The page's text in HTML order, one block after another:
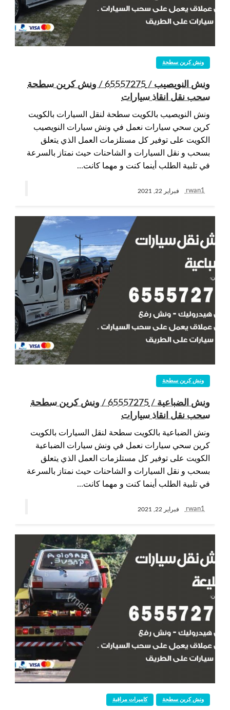
ونش كرين سطحة
ونش النويصيب / 65557275 / ونش كرين سطحة
سحب نقل انقاذ سيارات
ونش النويصيب بالكويت سطحة لنقل السيارات بالكويت
كرين سحي سيارات نعمل في ونش سيارات النويصيب
الكويت على توفير كل مستلزمات العمل الذي يتعلق
بسحب و نقل السيارات و الشاحنات حيث نمتاز بالسرعة
في تلبية الطلب أينما كنت و مهما كانت…
rwan1 فبراير 22, 2021
ونش كرين سطحة
ونش الضباعية / 65557275 / ونش كرين سطحة
سحب نقل انقاذ سيارات
ونش الضباعية بالكويت سطحة لنقل السيارات بالكويت
كرين سحي سيارات نعمل في ونش سيارات الضباعية
الكويت على توفير كل مستلزمات العمل الذي يتعلق
بسحب و نقل السيارات و الشاحنات حيث نمتاز بالسرعة
في تلبية الطلب أينما كنت و مهما كانت…
rwan1 فبراير 22, 2021
كاميرات مراقبة ونش كرين سطحة